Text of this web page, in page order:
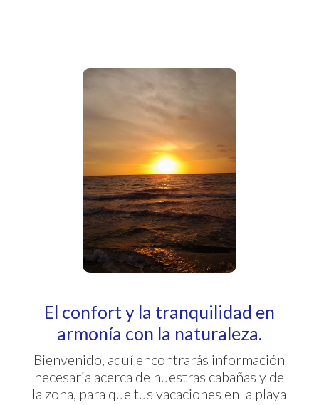
El confort y la tranquilidad en
armonía con la naturaleza.
Bienvenido, aquí encontrarás información
necesaria acerca de nuestras cabañas y de
la zona, para que tus vacaciones en la playa